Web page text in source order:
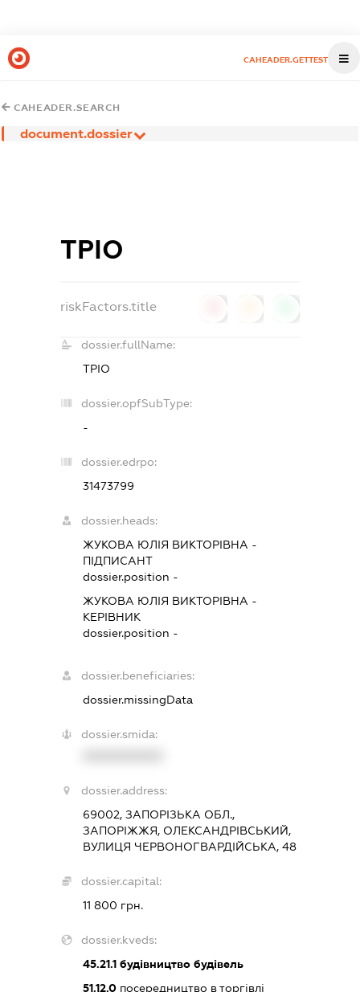
CAHEADER.GETTEST
CAHEADER.SEARCH
document.dossier
ТРІО
riskFactors.title
dossier.fullName:
ТРІО
dossier.opfSubType:
-
dossier.edrpo:
31473799
dossier.heads:
ЖУКОВА ЮЛІЯ ВИКТОРІВНА -
ПІДПИСАНТ
dossier.position -
ЖУКОВА ЮЛІЯ ВИКТОРІВНА -
КЕРІВНИК
dossier.position -
dossier.beneficiaries:
dossier.missingData
dossier.smida:
dossier.address:
69002, ЗАПОРІЗЬКА ОБЛ.,
ЗАПОРІЖЖЯ, ОЛЕКСАНДРІВСЬКИЙ,
ВУЛИЦЯ ЧЕРВОНОГВАРДІЙСЬКА, 48
dossier.capital:
11 800 грн.
dossier.kveds:
45.21.1 будівництво будівель
51.12.0 посередництво в торгівлі